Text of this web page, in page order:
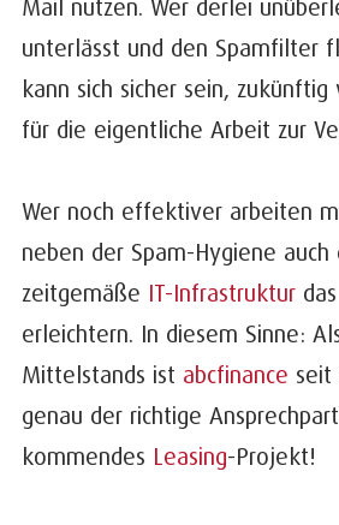
Mail nutzen. Wer derlei
unterlässt und den Spamfilter
kann sich sicher sein,
für die eigentliche Arbeit zur
Wer noch effektiver arbeiten
neben der Spam-Hygiene auch
zeitgemäße IT-Infrastruktur
erleichtern. In diesem Sinne:
Mittelstands ist abcfinance seit
genau der richtige
kommendes Leasing-Projekt!